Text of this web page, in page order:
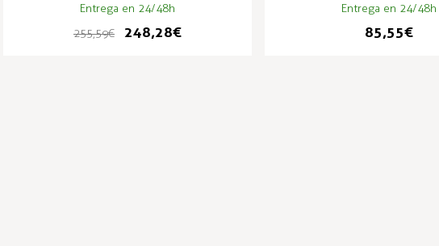
Entrega en 24/48h
255,59 €
248,28 €
Entrega en 24/48h
85,55 €